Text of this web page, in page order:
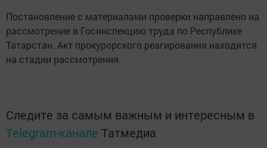
Постановление с материалами проверки направлено на
рассмотрение в Госинспекцию труда по Республике
Татарстан. Акт прокурорского реагирования находится
на стадии рассмотрения.
Следите за самым важным и интересным в
Telegram-канале Татмедиа